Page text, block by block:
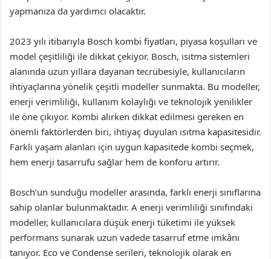
yapmanıza da yardımcı olacaktır.
2023 yılı itibarıyla Bosch kombi fiyatları, piyasa koşulları ve
model çeşitliliği ile dikkat çekiyor. Bosch, ısıtma sistemleri
alanında uzun yıllara dayanan tecrübesiyle, kullanıcıların
ihtiyaçlarına yönelik çeşitli modeller sunmakta. Bu modeller,
enerji verimliliği, kullanım kolaylığı ve teknolojik yenilikler
ile öne çıkıyor. Kombi alırken dikkat edilmesi gereken en
önemli faktörlerden biri, ihtiyaç duyulan ısıtma kapasitesidir.
Farklı yaşam alanları için uygun kapasitede kombi seçmek,
hem enerji tasarrufu sağlar hem de konforu artırır.
Bosch’un sunduğu modeller arasında, farklı enerji sınıflarına
sahip olanlar bulunmaktadır. A enerji verimliliği sınıfındaki
modeller, kullanıcılara düşük enerji tüketimi ile yüksek
performans sunarak uzun vadede tasarruf etme imkânı
tanıyor. Eco ve Condense serileri, teknolojik olarak en